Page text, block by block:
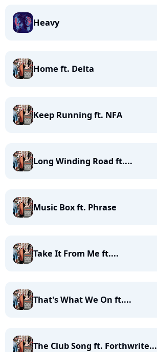
Heavy
Home ft. Delta
Keep Running ft. NFA
Long Winding Road ft....
Music Box ft. Phrase
Take It From Me ft....
That's What We On ft....
The Club Song ft. Forthwrite...